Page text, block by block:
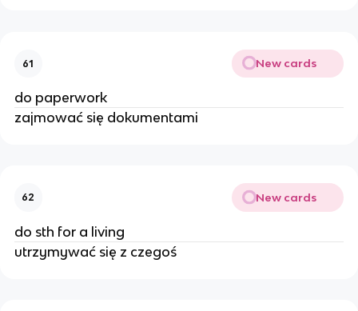
61 New cards
do paperwork
zajmować się dokumentami
62 New cards
do sth for a living
utrzymywać się z czegoś